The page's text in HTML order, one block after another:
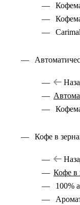
Кофе в
Кофе в
100%